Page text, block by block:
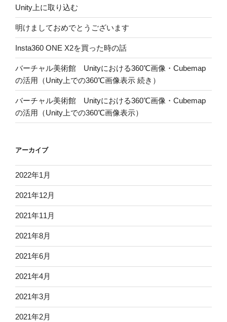
Unity上に取り込む
明けましておめでとうございます
Insta360 ONE X2を買った時の話
バーチャル美術館 Unityにおける360℃画像・Cubemap
の活用（Unity上での360℃画像表示 続き）
バーチャル美術館 Unityにおける360℃画像・Cubemap
の活用（Unity上での360℃画像表示）
アーカイブ
2022年1月
2021年12月
2021年11月
2021年8月
2021年6月
2021年4月
2021年3月
2021年2月